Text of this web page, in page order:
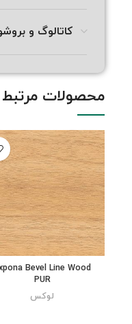
کاتالوگ و
محصولات مرتبط
Bevel Line Wood
PUR
لوکس